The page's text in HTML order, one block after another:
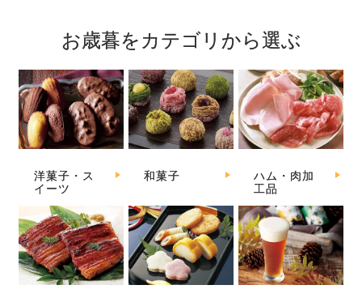
お歳暮をカテゴリから選ぶ
洋菓子・ス
イーツ
和菓子
ハム・肉加
工品